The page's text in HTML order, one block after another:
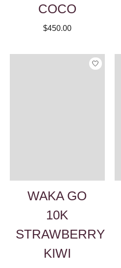
COCO
$450.00
WAKA GO
10K
STRAWBERRY
KIWI